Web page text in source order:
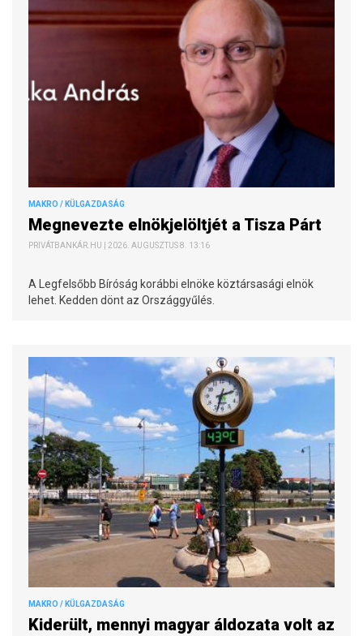
MAKRO / KÜLGAZDASÁG
Megnevezte elnökjelöltjét a Tisza Párt
PRIVÁTBANKÁR.HU | 2026. AUGUSZTUS 8. 13:16
A Legfelsőbb Bíróság korábbi elnöke köztársasági elnök
lehet. Kedden dönt az Országgyűlés.
MAKRO / KÜLGAZDASÁG
Kiderült, mennyi magyar áldozata volt az